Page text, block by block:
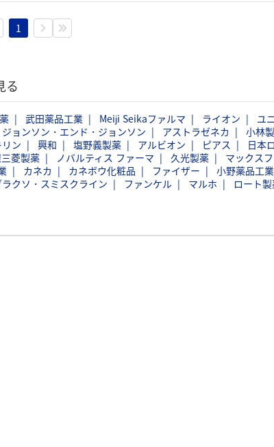
1
る
武田薬品工業 Meiji Seikaファルマ ライオン
ユ
ジョンソン・エンド・ジョンソン アストラゼネカ
小林
ン 興和 塩野義製薬 アルビオン ピアス
日本
菱製薬 ノバルティス ファーマ 久光製薬
マックス
カネカ カネボウ化粧品 ファイザー 小野薬品工業
ラクソ・スミスクライン ファンケル マルホ
ロート